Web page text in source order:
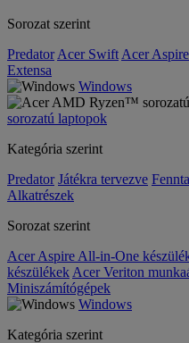
Sorozat szerint
Predator Acer Swift Acer Aspire
Extensa
Windows
sorozatú laptopok
Kategória szerint
Predator Játékra tervezve
Alkatrészek
Sorozat szerint
Acer Aspire All-in-One
készülékek Acer Veriton
Miniszámítógépek
Windows
Kategória szerint